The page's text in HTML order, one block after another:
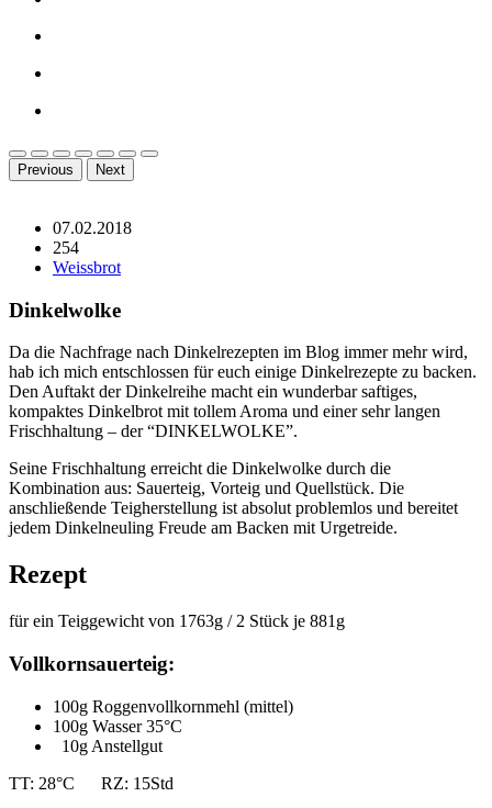
Previous Next
07.02.2018
254
Weissbrot
Dinkelwolke
Da die Nachfrage nach Dinkelrezepten im Blog immer mehr wird,
hab ich mich entschlossen für euch einige Dinkelrezepte zu backen.
Den Auftakt der Dinkelreihe macht ein wunderbar saftiges,
kompaktes Dinkelbrot mit tollem Aroma und einer sehr langen
Frischhaltung – der “DINKELWOLKE”.
Seine Frischhaltung erreicht die Dinkelwolke durch die
Kombination aus: Sauerteig, Vorteig und Quellstück. Die
anschließende Teigherstellung ist absolut problemlos und bereitet
jedem Dinkelneuling Freude am Backen mit Urgetreide.
Rezept
für ein Teiggewicht von 1763g / 2 Stück je 881g
Vollkornsauerteig:
100g Roggenvollkornmehl (mittel)
100g Wasser 35°C
10g Anstellgut
TT: 28°C RZ: 15Std